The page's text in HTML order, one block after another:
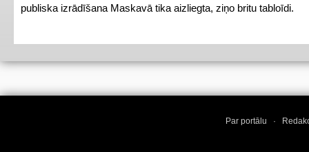
publiska izrādīšana Maskavā tika aizliegta, ziņo britu tabloīdi.
Par portālu ·